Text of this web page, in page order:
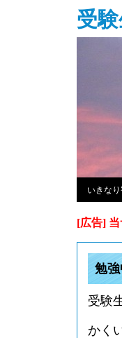
受
いきなり
[広告]
勉
受験
かく